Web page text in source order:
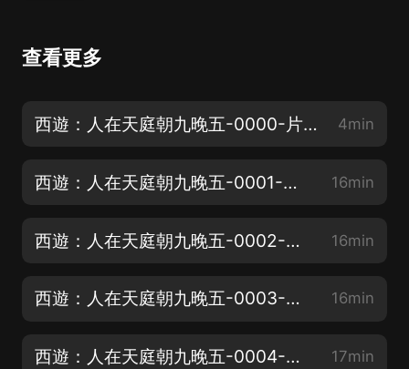
查看更多
西遊：人在天庭朝九晚五-0000-片花 4min
西遊：人在天庭朝九晚五-0001-第一天打卡，打死個上司 16min
西遊：人在天庭朝九晚五-0002-根本没把我放在眼里！準備捉妖 16min
西遊：人在天庭朝九晚五-0003-九層天牢，獄神才是主宰 16min
西遊：人在天庭朝九晚五-0004-三花聚頂，晉升金仙 17min